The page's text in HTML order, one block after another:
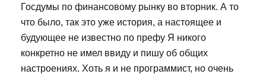
Госдумы по финансовому рынку во вторник. А то
что было, так это уже история, а настоящее и
будующее не известно по префу Я никого
конкретно не имел ввиду и пишу об общих
настроениях. Хоть я и не программист, но очень